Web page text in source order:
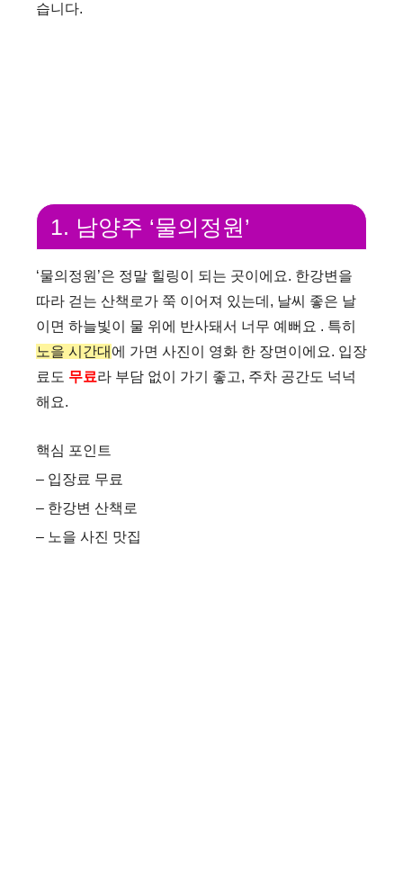
습니다.
1. 남양주 ‘물의정원’
‘물의정원’은 정말 힐링이 되는 곳이에요. 한강변을
따라 걷는 산책로가 쭉 이어져 있는데, 날씨 좋은 날
이면 하늘빛이 물 위에 반사돼서 너무 예뻐요 . 특히
노을 시간대 에 가면 사진이 영화 한 장면이에요. 입장
료도 무료라 부담 없이 가기 좋고, 주차 공간도 넉넉
해요.
핵심 포인트
– 입장료 무료
– 한강변 산책로
– 노을 사진 맛집